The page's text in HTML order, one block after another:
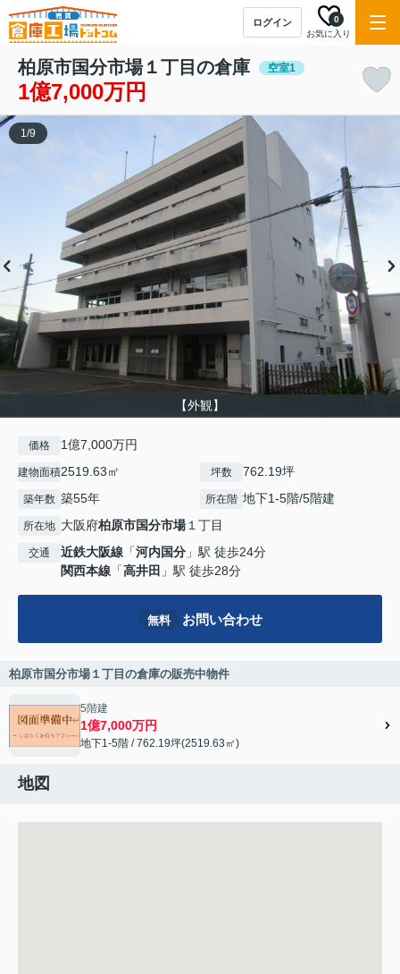
ログイン
お気に入り
0
柏原市国分市場１丁目の倉庫 空室1
1億7,000万円
【外観】
1/9
価格 1億7,000万円
建物面積2519.63㎡ 坪数 762.19坪
築年数 築55年 所在階 地下1-5階/5階建
所在地 大阪府柏原市国分市場１丁目
交通 近鉄大阪線 「河内国分 」駅 徒歩24分
関西本線 「高井田 」駅 徒歩28分
無料 お問い合わせ
柏原市国分市場１丁目の倉庫の販売中物件
5階建
1億7,000万円
地下1-5階 / 762.19坪(2519.63㎡)
地図